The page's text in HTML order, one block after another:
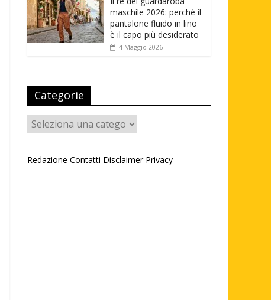
maschile 2026: perché il
pantalone fluido in lino
è il capo più desiderato
4 Maggio 2026
Categorie
Categorie
Redazione Contatti Disclaimer Privacy